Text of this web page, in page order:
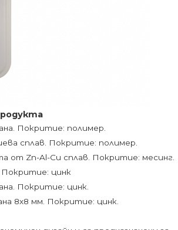
Покритие: полимер.
сплав. Покритие: полимер.
от Zn-Al-Cu сплав. Покритие: месинг.
цинк
Покритие: цинк.
8х8 мм. Покритие: цинк.